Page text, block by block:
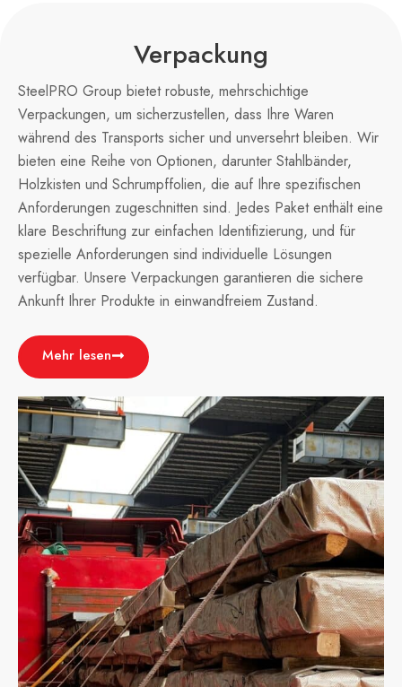
Verpackung
SteelPRO Group bietet robuste, mehrschichtige
Verpackungen, um sicherzustellen, dass Ihre Waren
während des Transports sicher und unversehrt bleiben. Wir
bieten eine Reihe von Optionen, darunter Stahlbänder,
Holzkisten und Schrumpffolien, die auf Ihre spezifischen
Anforderungen zugeschnitten sind. Jedes Paket enthält eine
klare Beschriftung zur einfachen Identifizierung, und für
spezielle Anforderungen sind individuelle Lösungen
verfügbar. Unsere Verpackungen garantieren die sichere
Ankunft Ihrer Produkte in einwandfreiem Zustand.
Mehr lesen